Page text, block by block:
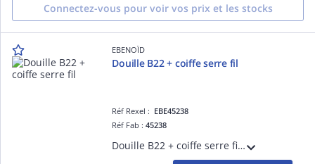
Connectez-vous pour voir vos prix et les stocks
EBENOÏD
Douille B22 + coiffe serre fil
Réf Rexel : EBE45238
Réf Fab :45238
Douille B22 + coiffe serre fil blanc